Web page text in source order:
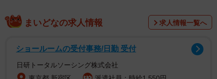
さくらのことを気にかける一方で、性に奔放な一面も。
まいどなの求人情報 求人情報一覧へ
ショールームの受付事務/日勤 受付
日研トータルソーシング株式会社